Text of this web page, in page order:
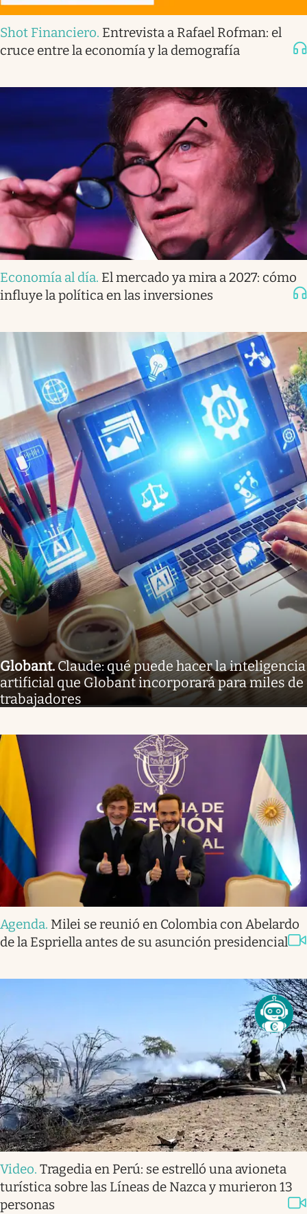
Shot Financiero. Entrevista a Rafael Rofman: el
cruce entre la economía y la demografía
Economía al día. El mercado ya mira a 2027: cómo
influye la política en las inversiones
Globant.Claude: qué puede hacer la inteligencia
artificial que Globant incorporará para miles de
trabajadores
Agenda. Milei se reunió en Colombia con Abelardo
de la Espriella antes de su asunción presidencial
Video. Tragedia en Perú: se estrelló una avioneta
turística sobre las Líneas de Nazca y murieron 13
personas